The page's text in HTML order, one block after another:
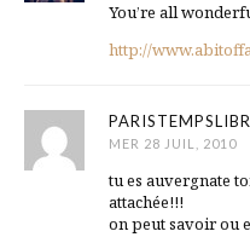
You’re all
http://
MER 28 JUIL, 2010
tu es auvergnate
attachée!!!
on peut savoir ou